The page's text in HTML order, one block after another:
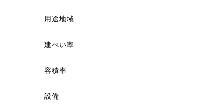
用途地域
建ぺい率
容積率
設備